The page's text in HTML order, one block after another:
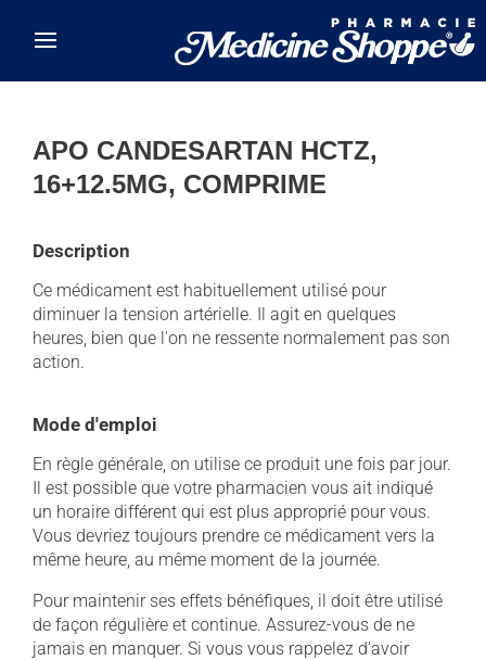
APO CANDESARTAN HCTZ,
16+12.5MG, COMPRIME
Description
Ce médicament est habituellement utilisé pour
diminuer la tension artérielle. Il agit en quelques
heures, bien que l'on ne ressente normalement pas son
action.
Mode d'emploi
En règle générale, on utilise ce produit une fois par jour.
Il est possible que votre pharmacien vous ait indiqué
un horaire différent qui est plus approprié pour vous.
Vous devriez toujours prendre ce médicament vers la
même heure, au même moment de la journée.
Pour maintenir ses effets bénéfiques, il doit être utilisé
de façon régulière et continue. Assurez-vous de ne
jamais en manquer. Si vous vous rappelez d'avoir